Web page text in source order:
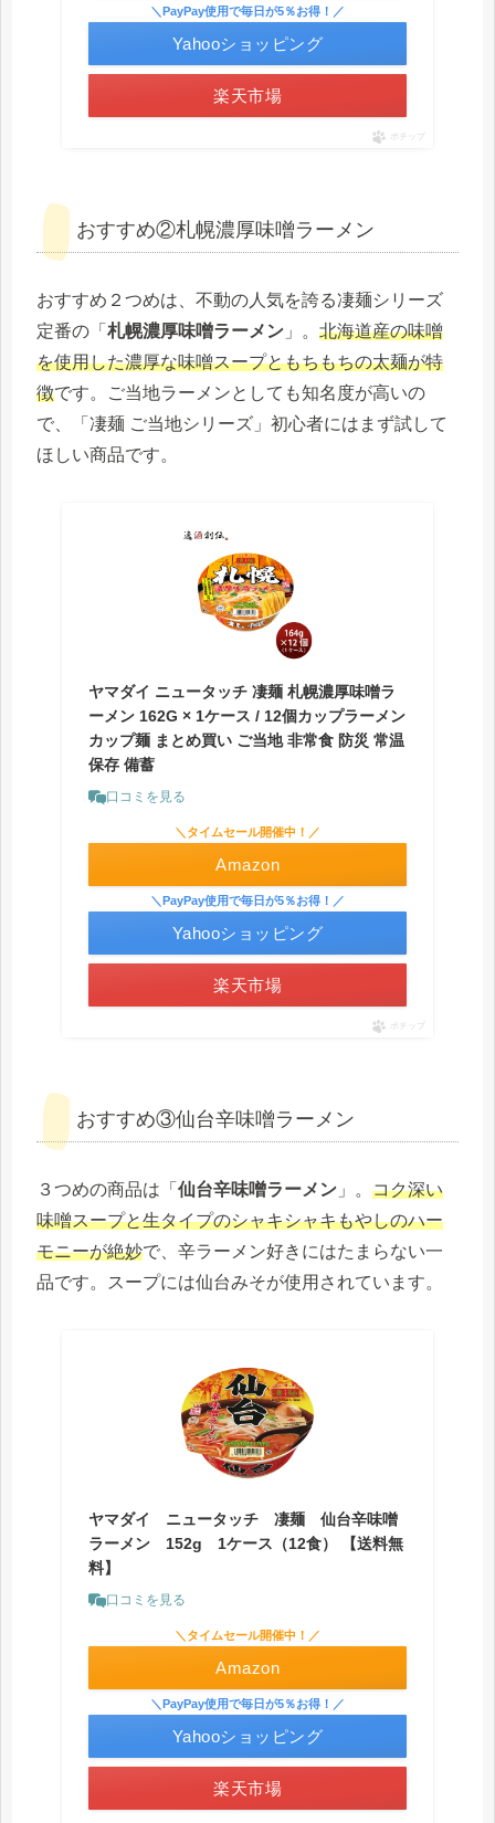
楽天市場
＼PayPay使用で毎日が5％お得！／
Yahooショッピング
ポチップ
おすすめ②札幌濃厚味噌ラーメン
おすすめ２つめは、不動の人気を誇る凄麺シリーズ
定番の「 札幌濃厚味噌ラーメン 」。 北海道産の味噌
を使用した濃厚な味噌スープともちもちの太麺が特
徴です。ご当地ラーメンとしても知名度が高いの
で、「凄麺 ご当地シリーズ」初心者にはまず試して
ほしい商品です。
ヤマダイ ニュータッチ 凄麺 札幌濃厚味噌ラ
ーメン 162G × 1ケース / 12個カップラーメン
カップ麺 まとめ買い ご当地 非常食 防災 常温
保存 備蓄
口コミを見る
＼タイムセール開催中！／
Amazon
楽天市場
＼PayPay使用で毎日が5％お得！／
Yahooショッピング
ポチップ
おすすめ③仙台辛味噌ラーメン
３つめの商品は「 仙台辛味噌ラーメン 」。 コク深い
味噌スープと生タイプのシャキシャキもやしのハー
モニーが絶妙で、辛ラーメン好きにはたまらない一
品です。スープには仙台みそが使用されています。
ヤマダイ ニュータッチ 凄麺 仙台辛味噌
ラーメン 152g 1ケース（12食） 【送料無
料】
口コミを見る
＼タイムセール開催中！／
Amazon
楽天市場
＼PayPay使用で毎日が5％お得！／
Yahooショッピング